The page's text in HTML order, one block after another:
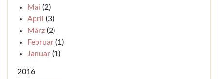
Mai (2)
April (3)
März (2)
Februar (1)
Januar (1)
2016